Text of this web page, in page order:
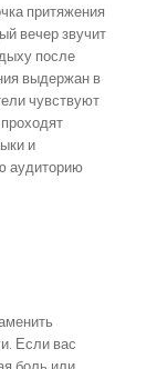
притяжения
вечер звучит
после
выдержан в
чувствуют
и
аудиторию
Если вас